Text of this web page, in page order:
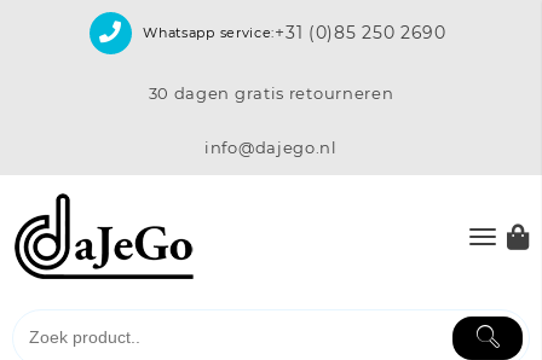
Whatsapp service:+31 (0)85 250 2690
30 dagen gratis retourneren
info@dajego.nl